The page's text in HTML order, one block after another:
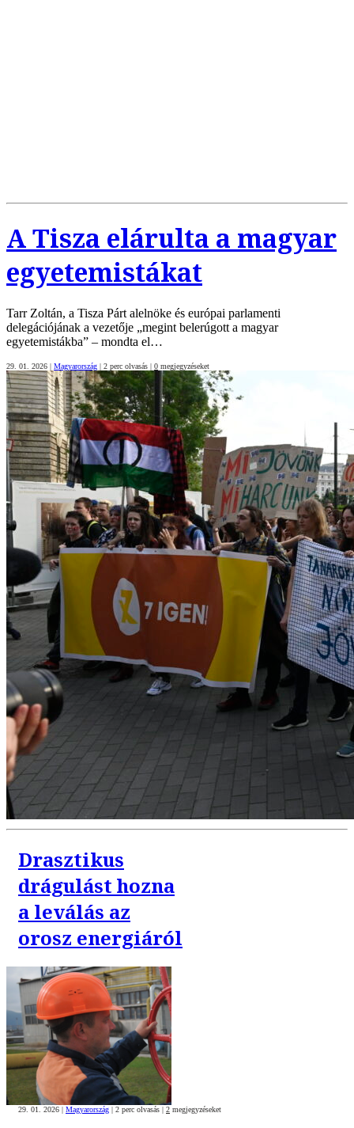
A Tisza elárulta a magyar
egyetemistákat
Tarr Zoltán, a Tisza Párt alelnöke és európai parlamenti
delegációjának a vezetője „megint belerúgott a magyar
egyetemistákba” – mondta el…
29. 01. 2026 | Magyarország | 2 perc olvasás | 0 megjegyzéseket
Drasztikus
drágulást hozna
a leválás az
orosz energiáról
29. 01. 2026 | Magyarország | 2 perc olvasás | 2 megjegyzéseket